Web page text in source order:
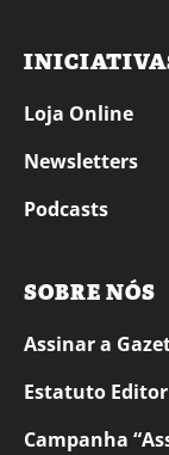
Loja Online
Newsletters
Podcasts
SOBRE NÓS
Assinar a
Estatuto
Campanha